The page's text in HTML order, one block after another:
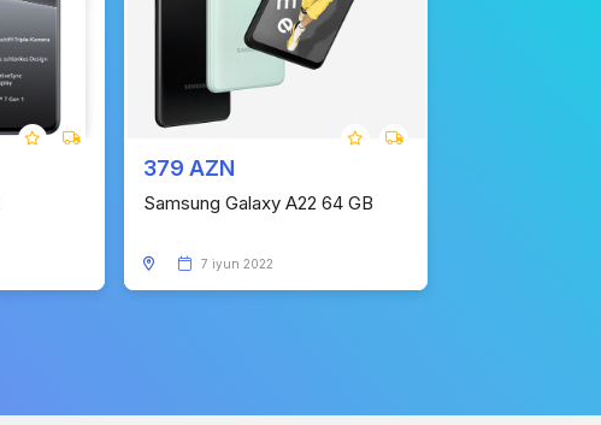
379 AZN
Samsung Galaxy A22 64 GB
7 iyun 2022